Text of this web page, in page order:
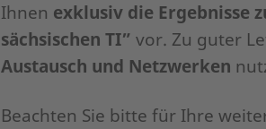
Ihnen exklusiv die Ergebnisse
sächsischen TI” vor. Zu guter
Austausch und Netzwerken
Beachten Sie bitte für Ihre